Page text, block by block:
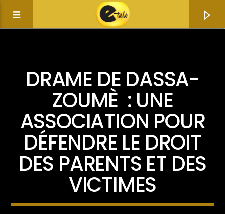
Title
DRAME DE DASSA-
ZOUMÈ : UNE
ASSOCIATION POUR
DÉFENDRE LE DROIT
DES PARENTS ET DES
VICTIMES